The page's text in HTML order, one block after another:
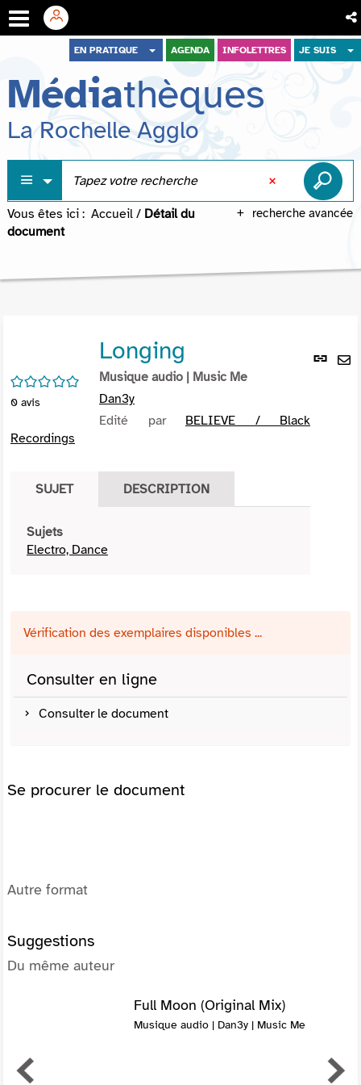
menu
contenu
recherche
EN PRATIQUE AGENDA INFOLETTRES JE SUIS
Médiathèques
La Rochelle Agglo
recherche avancée
Vous êtes ici : Accueil / Détail du
document
Lien
/5
0 avis
Longing
Musique audio | Music Me
Dan3y
Edité par BELIEVE / Black
Recordings
SUJET DESCRIPTION
Sujets
Electro, Dance
Vérification des exemplaires disponibles ...
Consulter en ligne
Consulter le document
Se procurer le document
Autre format
Suggestions
Du même auteur
Full Moon (Original Mix)
Musique audio | Dan3y | Music Me